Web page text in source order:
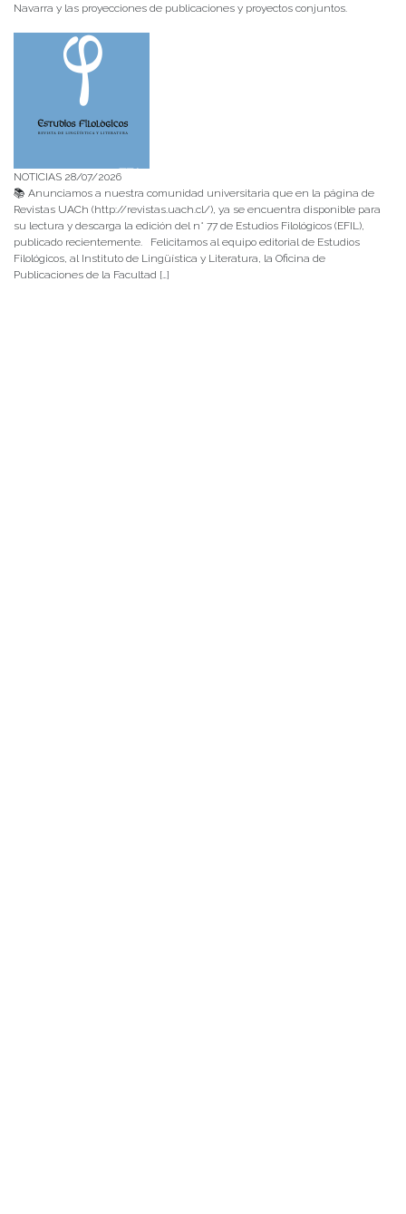
Navarra y las proyecciones de publicaciones y proyectos conjuntos.
NOTICIAS 28/07/2026
📚 Anunciamos a nuestra comunidad universitaria que en la página de
Revistas UACh (http://revistas.uach.cl/), ya se encuentra disponible para
su lectura y descarga la edición del n° 77 de Estudios Filológicos (EFIL),
publicado recientemente. Felicitamos al equipo editorial de Estudios
Filológicos, al Instituto de Lingüística y Literatura, la Oficina de
Publicaciones de la Facultad […]